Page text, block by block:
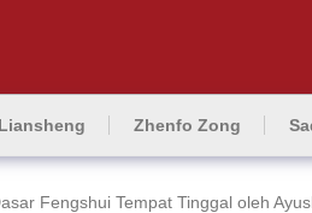
Zhenfo Zong
Fengshui Tempat Tinggal oleh